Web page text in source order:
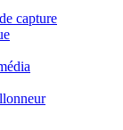
capture